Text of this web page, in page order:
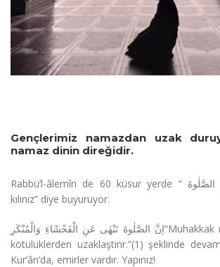
Gençlerimiz namazdan uzak
namaz dinin direğidir.
Rabbü’l-âlemîn de 60 küsur yerde “ وَاَق۪يمُوا الصَّلٰوةَ / Namaz
kılınız” diye buyuruyor.
اِنَّ الصَّلٰوةَ تَنْهٰى عَنِ الْفَحْشَٓاءِ وَالْمُنْكَرِ“Muhakkak namaz fuhşiyat ve
kötülüklerden uzaklaştırır.”(1) şeklinde
Kur’ân’da, emirler vardır. Yapınız!